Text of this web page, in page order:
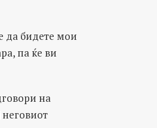
да бидете мои
па ќе ви
на